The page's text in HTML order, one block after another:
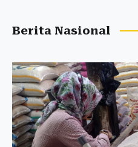
Berita Nasional